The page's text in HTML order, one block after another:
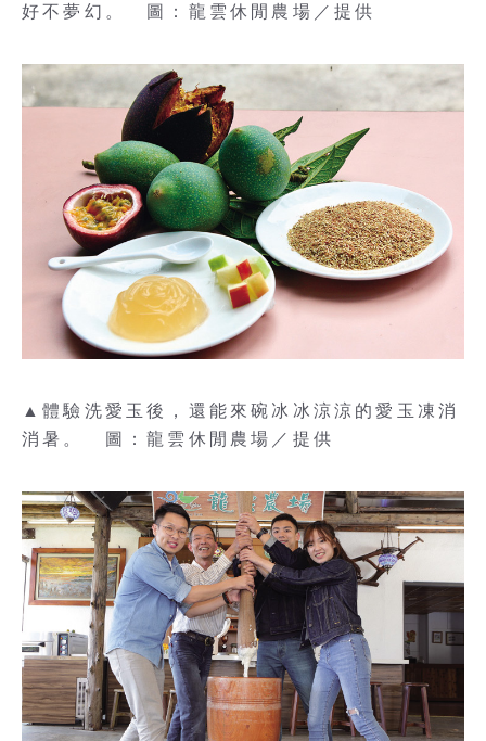
好不夢幻。 圖：龍雲休閒農場／提供
▲體驗洗愛玉後，還能來碗冰冰涼涼的愛玉凍消
消暑。 圖：龍雲休閒農場／提供